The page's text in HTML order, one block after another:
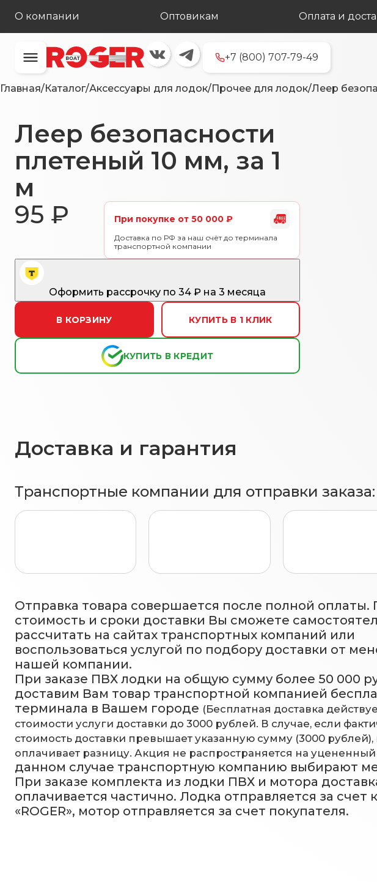
О компании Оптовикам Оплата и
+7 (800) 707-79-49
Главная/Каталог/Аксессуары для лодок/Прочее для лодок/Леер
Леер безопасности
плетеный 10 мм, за 1
м
95 ₽ При покупке от 50 000 ₽
Доставка по РФ за наш счёт до терминала
транспортной компании
Оформить рассрочку по 34 ₽ на 3 месяца
В КОРЗИНУ КУПИТЬ В 1 КЛИК
КУПИТЬ В КРЕДИТ
Доставка и гарантия
Транспортные компании для отправки заказа:
Отправка товара совершается после полной
стоимость и сроки доставки Вы сможете
рассчитать на сайтах транспортных компаний или
воспользоваться услугой по подбору доставки от
нашей компании.
При заказе ПВХ лодки на общую сумму более 50 000
доставим Вам товар транспортной компанией
терминала в Вашем городе (Бесплатная доставка
стоимости услуги доставки до 3000 рублей. В случае, если
стоимость доставки превышает указанную сумму (3000 рублей),
оплачивает разницу. Акция не распространяется на уцененный
данном случае транспортную компанию выбирают
При заказе комплекта из лодки ПВХ и мотора
оплачивается частично. Лодка отправляется за счет
«ROGER», мотор отправляется за счет покупателя.